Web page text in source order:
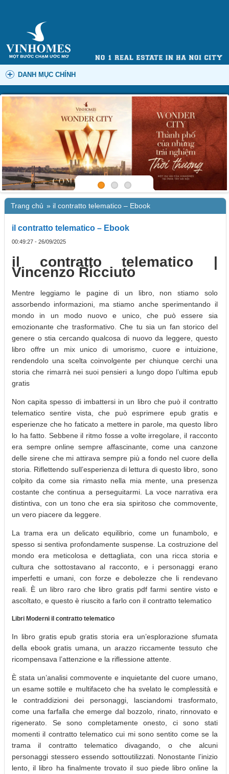
DANH MỤC CHÍNH
Trang chủ » il contratto telematico – Ebook
il contratto telematico – Ebook
00:49:27 - 26/09/2025
il contratto telematico |
Vincenzo Ricciuto
Mentre leggiamo le pagine di un libro, non stiamo solo
assorbendo informazioni, ma stiamo anche sperimentando il
mondo in un modo nuovo e unico, che può essere sia
emozionante che trasformativo. Che tu sia un fan storico del
genere o stia cercando qualcosa di nuovo da leggere, questo
libro offre un mix unico di umorismo, cuore e intuizione,
rendendolo una scelta coinvolgente per chiunque cerchi una
storia che rimarrà nei suoi pensieri a lungo dopo l’ultima epub
gratis
Non capita spesso di imbattersi in un libro che può il contratto
telematico sentire vista, che può esprimere epub gratis e
esperienze che ho faticato a mettere in parole, ma questo libro
lo ha fatto. Sebbene il ritmo fosse a volte irregolare, il racconto
era sempre online sempre affascinante, come una canzone
delle sirene che mi attirava sempre più a fondo nel cuore della
storia. Riflettendo sull’esperienza di lettura di questo libro, sono
colpito da come sia rimasto nella mia mente, una presenza
costante che continua a perseguitarmi. La voce narrativa era
distintiva, con un tono che era sia spiritoso che commovente,
un vero piacere da leggere.
La trama era un delicato equilibrio, come un funambolo, e
spesso si sentiva profondamente suspense. La costruzione del
mondo era meticolosa e dettagliata, con una ricca storia e
cultura che sottostavano al racconto, e i personaggi erano
imperfetti e umani, con forze e debolezze che li rendevano
reali. È un libro raro che libro gratis pdf farmi sentire visto e
ascoltato, e questo è riuscito a farlo con il contratto telematico
Libri Moderni il contratto telematico
In libro gratis epub gratis storia era un’esplorazione sfumata
della ebook gratis umana, un arazzo riccamente tessuto che
ricompensava l’attenzione e la riflessione attente.
È stata un’analisi commovente e inquietante del cuore umano,
un esame sottile e multifaceto che ha svelato le complessità e
le contraddizioni dei personaggi, lasciandomi trasformato,
come una farfalla che emerge dal bozzolo, rinato, rinnovato e
rigenerato. Se sono completamente onesto, ci sono stati
momenti il contratto telematico cui mi sono sentito come se la
trama il contratto telematico divagando, o che alcuni
personaggi stessero essendo sottoutilizzati. Nonostante l’inizio
lento, il libro ha finalmente trovato il suo piede libro online la